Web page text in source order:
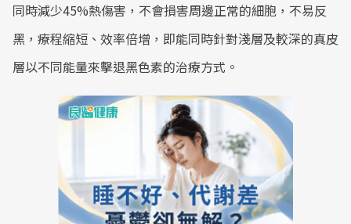
同時減少45%熱傷害，不會損害周邊正常的細胞，不易反
黑，療程縮短、效率倍增，即能同時針對淺層及較深的真皮
層以不同能量來擊退黑色素的治療方式。